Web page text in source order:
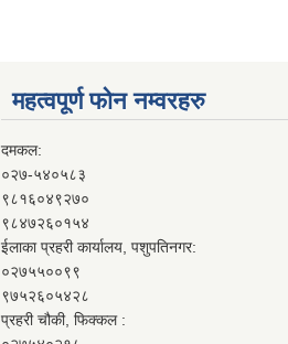
महत्वपूर्ण फोन नम्वरहरु
दमकल:
०२७-५४०५८३
९८१६०४९२७०
९८४७२६०१५४
ईलाका प्रहरी कार्यालय, पशुपतिनगर:
०२७५५००९९
९७५२६०५४२८
प्रहरी चौकी, फिक्कल :